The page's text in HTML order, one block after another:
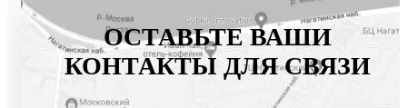
ОСТАВЬТЕ ВАШИ
КОНТАКТЫ ДЛЯ СВЯЗИ